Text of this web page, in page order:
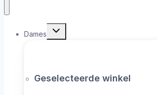
Dames
Toggle
Geselecteerde winkel